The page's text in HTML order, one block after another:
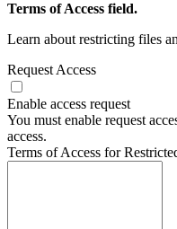
Terms of Access field.
Learn about restricting files
Request Access
Enable access request
You must enable request
access.
Terms of Access for